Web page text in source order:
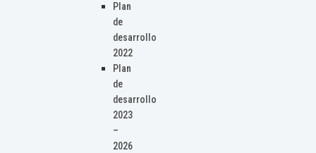
Plan
de
desarrollo
2022
Plan
de
desarrollo
2023
–
2026